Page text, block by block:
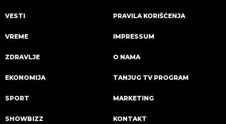
VESTI
VREME
ZDRAVLJE
EKONOMIJA
SPORT
SHOWBIZZ
PRAVILA KORIŠĆENJA
IMPRESSUM
O NAMA
TANJUG TV PROGRAM
MARKETING
KONTAKT